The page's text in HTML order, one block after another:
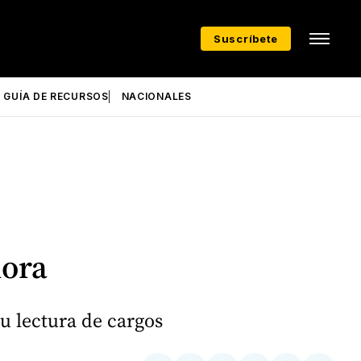
Suscríbete
GUÍA DE RECURSOS NACIONALES
lectura de cargos